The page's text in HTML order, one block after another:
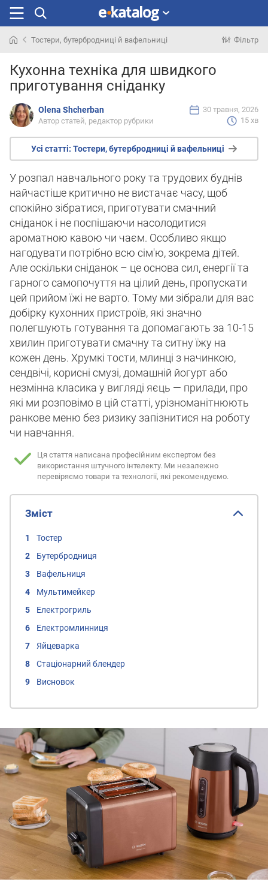
раніше
Тостери, бутербродниці й вафельниці Фільтр
Кухонна техніка для швидкого
приготування сніданку
Olena Shcherban
Автор статей, редактор рубрики 15 хв
30 травня, 2026
Усі статті: Тостери, бутербродниці й вафельниці
У розпал навчального року та трудових буднів
найчастіше критично не вистачає часу, щоб
спокійно зібратися, приготувати смачний
сніданок і не поспішаючи насолодитися
ароматною кавою чи чаєм. Особливо якщо
нагодувати потрібно всю сім'ю, зокрема дітей.
Але оскільки сніданок – це основа сил, енергії та
гарного самопочуття на цілий день, пропускати
цей прийом їжі не варто. Тому ми зібрали для вас
добірку кухонних пристроїв, які значно
полегшують готування та допомагають за 10-15
хвилин приготувати смачну та ситну їжу на
кожен день. Хрумкі тости, млинці з начинкою,
сендвічі, корисні смузі, домашній йогурт або
незмінна класика у вигляді яєць — прилади, про
які ми розповімо в цій статті, урізноманітнюють
ранкове меню без ризику запізнитися на роботу
чи навчання.
Ця стаття написана професійним експертом без
використання штучного інтелекту. Ми незалежно
перевіряємо товари та технології, які рекомендуємо.
Зміст
Тостер
Бутербродниця
Вафельниця
Мультимейкер
Електрогриль
Електромлинниця
Яйцеварка
Стаціонарний блендер
Висновок